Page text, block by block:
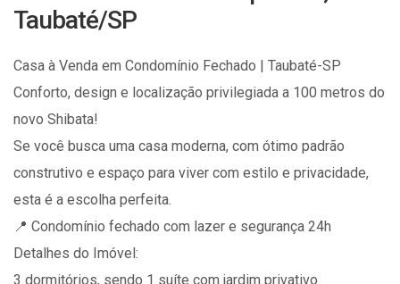
Taubaté/SP
Casa à Venda em Condomínio Fechado | Taubaté-SP
Conforto, design e localização privilegiada a 100 metros do
novo Shibata!
Se você busca uma casa moderna, com ótimo padrão
construtivo e espaço para viver com estilo e privacidade,
esta é a escolha perfeita.
📍 Condomínio fechado com lazer e segurança 24h
Detalhes do Imóvel:
3 dormitórios, sendo 1 suíte com jardim privativo